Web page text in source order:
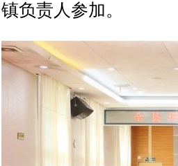
镇负责人参加。